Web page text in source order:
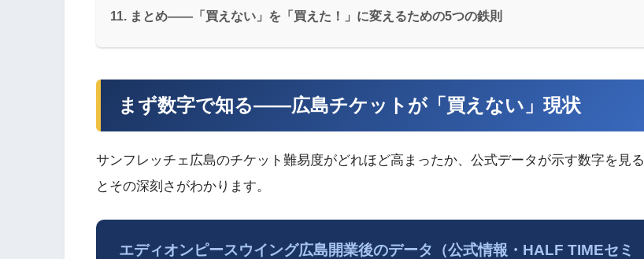
まとめ——「買えない」を「買えた！」に変えるための5つの鉄則
まず数字で知る——広島チケットが「買えない」現状
サンフレッチェ広島のチケット難易度がどれほど高まったか、公式データが示す数字を見る
とその深刻さがわかります。
エディオンピースウイング広島開業後のデータ（公式情報・HALF TIMEセミ